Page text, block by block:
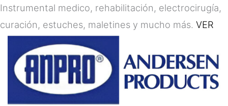
Instrumental medico, rehabilitación, electrocirugía,
curación, estuches, maletines y mucho más. VER